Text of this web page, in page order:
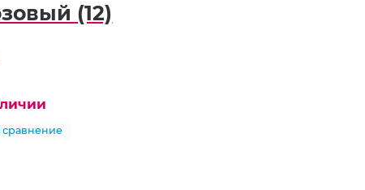
(12)
сравнение